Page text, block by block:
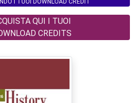
I TUOI DOWNLOAD CREDIT
QUI I TUOI
CREDITS